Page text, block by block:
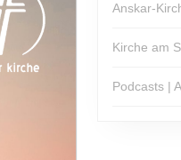
Anskar-
Kirche am
Podcasts |